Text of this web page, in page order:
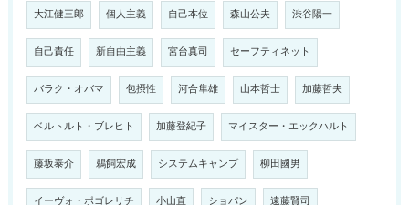
大江健三郎 個人主義 自己本位 森山公夫 渋谷陽一
自己責任 新自由主義 宮台真司 セーフティネット
バラク・オバマ 包摂性 河合隼雄 山本哲士 加藤哲夫
ベルトルト・ブレヒト 加藤登紀子 マイスター・エックハルト
藤坂泰介 鵜飼宏成 システムキャンプ 柳田國男
イーヴォ・ポゴレリチ 小山直 ショパン 遠藤賢司